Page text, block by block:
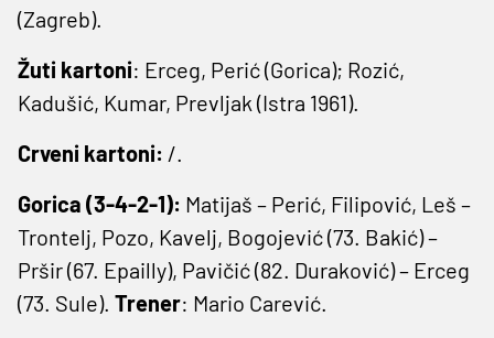
(Zagreb).
Žuti kartoni: Erceg, Perić (Gorica); Rozić,
Kadušić, Kumar, Prevljak (Istra 1961).
Crveni kartoni: /.
Gorica (3-4-2-1): Matijaš – Perić, Filipović, Leš –
Trontelj, Pozo, Kavelj, Bogojević (73. Bakić) –
Pršir (67. Epailly), Pavičić (82. Duraković) – Erceg
(73. Sule). Trener: Mario Carević.